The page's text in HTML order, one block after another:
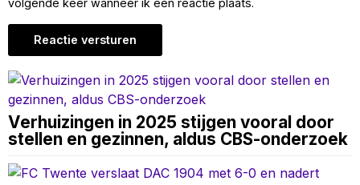
volgende keer wanneer ik een reactie plaats.
Verhuizingen in 2025 stijgen vooral door
stellen en gezinnen, aldus CBS-onderzoek